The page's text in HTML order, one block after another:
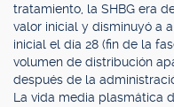
tratamiento, la SHBG era
valor inicial y disminuyó a
inicial el día 28 (fin de la
volumen de distribución
después de la
La vida media plasmática